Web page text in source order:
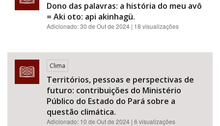
Dono das palavras: a história do meu avô
= Aki oto: api akinhagü.
Adicionado:30 de Out de 2024 | 18 visualizações
Clima
Territórios, pessoas e perspectivas de
futuro: contribuições do Ministério
Público do Estado do Pará sobre a
questão climática.
Adicionado: 10 de Out de 2024 | 6 visualizações